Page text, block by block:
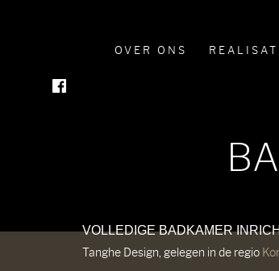
OVER ONS
VOLLEDIGE BADKAMER
Tanghe Design, gelegen in de regio